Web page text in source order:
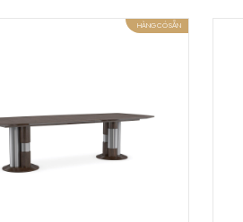
HÀNG CÓ SẴN